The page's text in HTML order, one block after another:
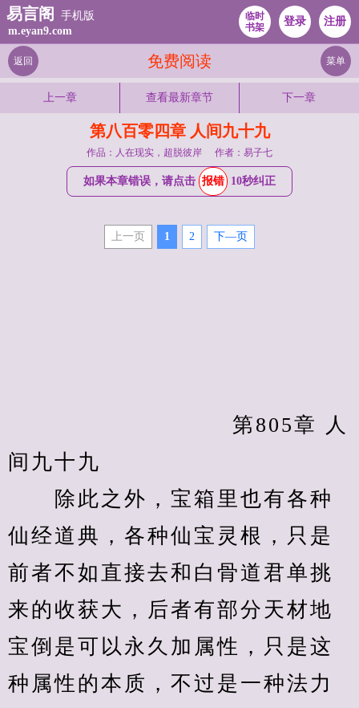
易言阁
手机版
m.eyan9.com
临时
书架
登录 注册
免费阅读
返回 菜单
上一章 查看最新章节 下一章
第八百零四章 人间九十九
作品：人在现实，超脱彼岸 作者：易子七
如果本章错误，请点击 报错 10秒纠正
上一页 1 2 下—页
间九十九
除此之外，宝箱里也有各种
仙经道典，各种仙宝灵根，只是
前者不如直接去和白骨道君单挑
来的收获大，后者有部分天材地
宝倒是可以永久加属性，只是这
种属性的本质，不过是一种法力